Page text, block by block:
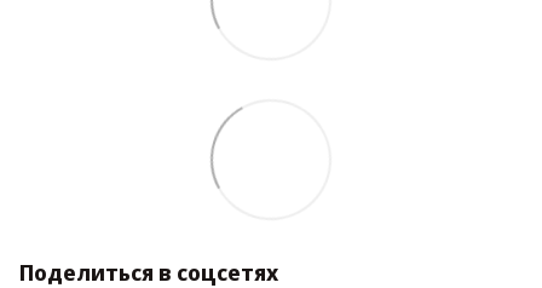
Поделиться в соцсетях